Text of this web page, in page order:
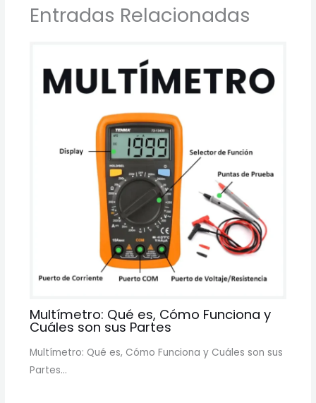
Entradas Relacionadas
Multímetro: Qué es, Cómo Funciona y
Cuáles son sus Partes
Multímetro: Qué es, Cómo Funciona y Cuáles son sus
Partes…